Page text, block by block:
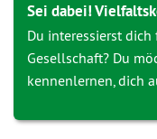
Sei dabei!
Du interessierst
Gesellschaft? Du
kennenlernen, dich